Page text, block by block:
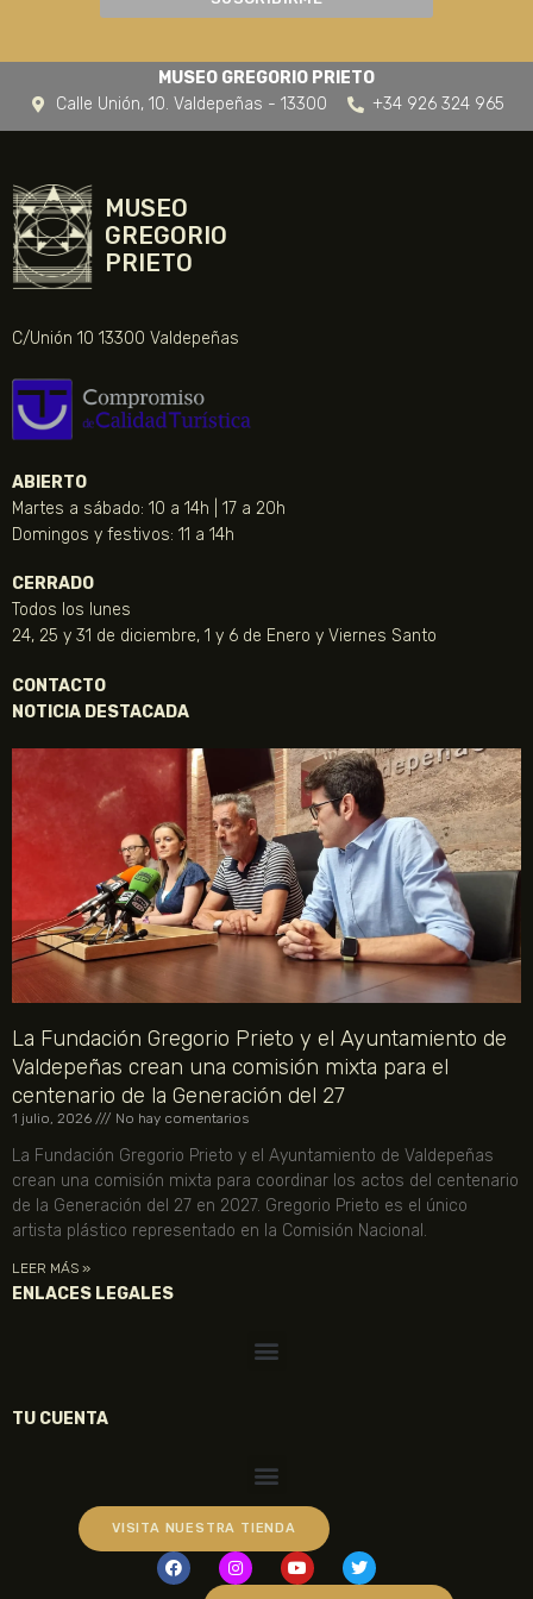
MUSEO GREGORIO PRIETO
Calle Unión, 10. Valdepeñas - 13300
+34 926 324 965
MUSEO
GREGORIO
PRIETO
C/Unión 10 13300 Valdepeñas
ABIERTO
Martes a sábado: 10 a 14h | 17 a 20h
Domingos y festivos: 11 a 14h
CERRADO
Todos los lunes
24, 25 y 31 de diciembre, 1 y 6 de Enero y Viernes Santo
CONTACTO
NOTICIA DESTACADA
La Fundación Gregorio Prieto y el Ayuntamiento de
Valdepeñas crean una comisión mixta para el
centenario de la Generación del 27
1 julio, 2026 No hay comentarios
La Fundación Gregorio Prieto y el Ayuntamiento de Valdepeñas
crean una comisión mixta para coordinar los actos del centenario
de la Generación del 27 en 2027. Gregorio Prieto es el único
artista plástico representado en la Comisión Nacional.
LEER MÁS »
ENLACES LEGALES
TU CUENTA
VISITA NUESTRA TIENDA